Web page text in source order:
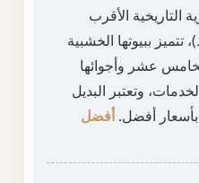
التاريخية الأقرب
ببيوتها الخشبية
عشر وأجوائها
وتعتبر البديل
بأسعار أفضل.أفضل